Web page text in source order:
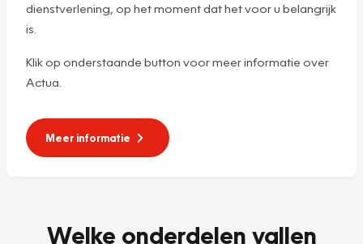
dienstverlening, op het moment dat het voor u belangrijk
is.
Klik op onderstaande button voor meer informatie over
Actua.
Meer informatie
Welke onderdelen vallen